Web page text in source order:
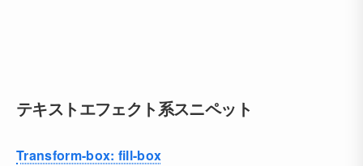
テキストエフェクト系スニペット
Transform-box: fill-box